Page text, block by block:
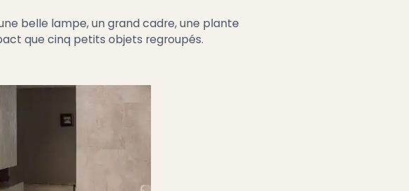
belle lampe, un grand cadre, une plante
que cinq petits objets regroupés.